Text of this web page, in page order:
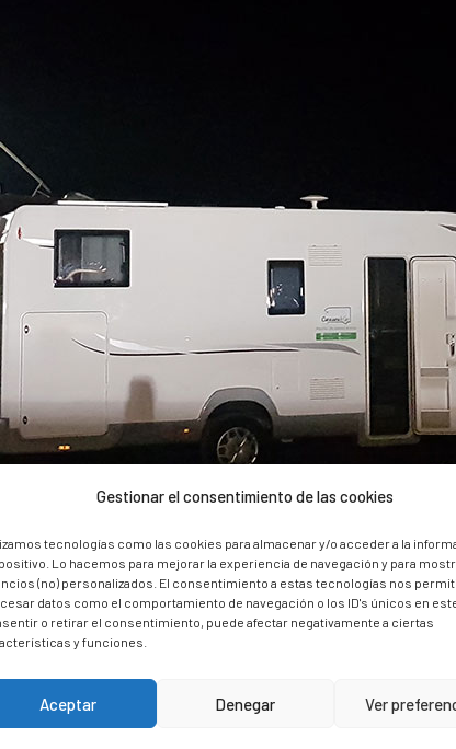
Gestionar el consentimiento de las cookies
tecnologías como las cookies para almacenar y/o acceder a la
Lo hacemos para mejorar la experiencia de navegación y para
(no) personalizados. El consentimiento a estas tecnologías nos
datos como el comportamiento de navegación o los ID's únicos en
o retirar el consentimiento, puede afectar negativamente a ciertas
y funciones.
Aceptar Denegar Ver